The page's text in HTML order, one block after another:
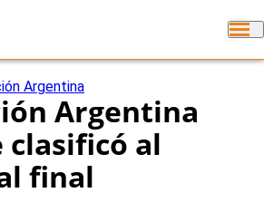
Argentina
Argentina
clasificó al
final